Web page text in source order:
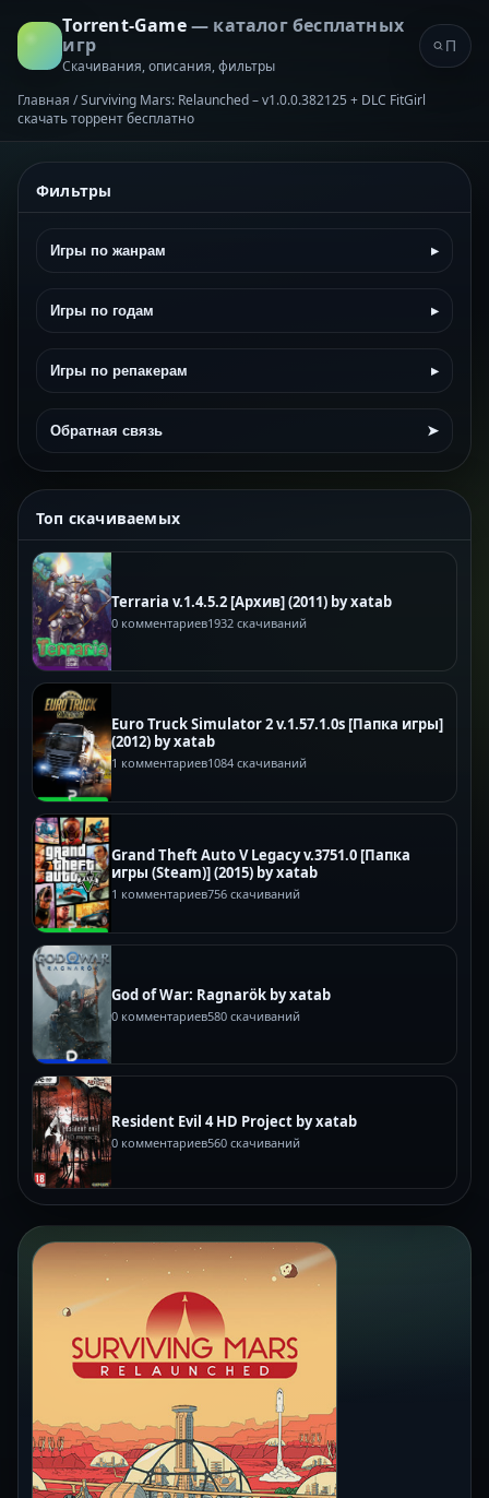
Torrent-Game— каталог бесплатных
игр
Скачивания, описания, фильтры
Главная /Surviving Mars: Relaunched – v1.0.0.382125 + DLC FitGirl
скачать торрент бесплатно
Фильтры
Игры по жанрам ▸
Игры по годам ▸
Игры по репакерам ▸
Обратная связь ➤
Топ скачиваемых
Terraria v.1.4.5.2 [Архив] (2011) by xatab
0 комментариев1932 скачиваний
Euro Truck Simulator 2 v.1.57.1.0s [Папка игры]
(2012) by xatab
1 комментариев1084 скачиваний
Grand Theft Auto V Legacy v.3751.0 [Папка
игры (Steam)] (2015) by xatab
1 комментариев756 скачиваний
God of War: Ragnarök by xatab
0 комментариев580 скачиваний
Resident Evil 4 HD Project by xatab
0 комментариев560 скачиваний